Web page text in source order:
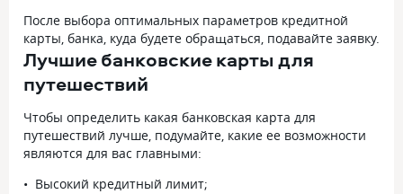
После выбора оптимальных параметров кредитной
карты, банка, куда будете обращаться, подавайте заявку.
Лучшие банковские карты для
путешествий
Чтобы определить какая банковская карта для
путешествий лучше, подумайте, какие ее возможности
являются для вас главными:
Высокий кредитный лимит;